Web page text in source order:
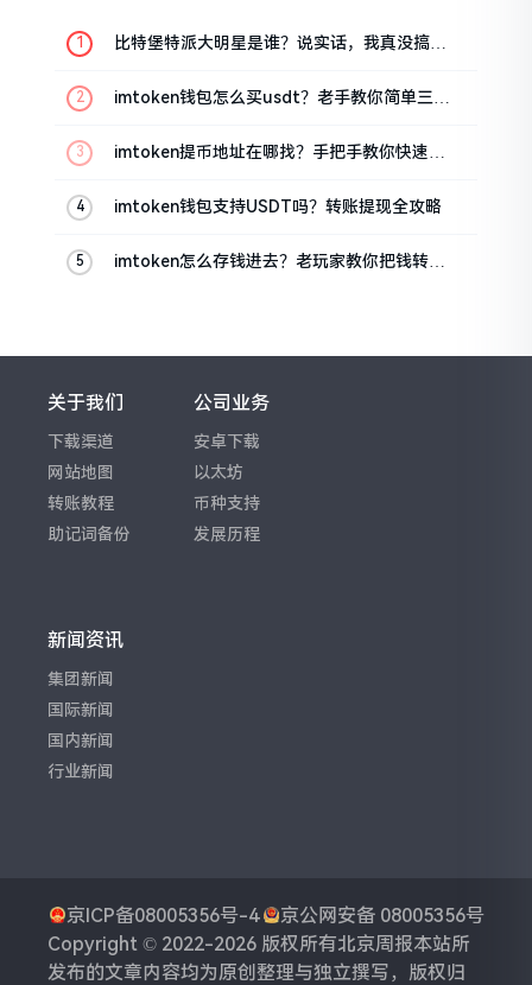
比特堡特派大明星是谁？说实话，我真没搞明
imtoken钱包怎么买usdt？老手教你简单三步
imtoken提币地址在哪找？手把手教你快速查
imtoken钱包支持USDT吗？转账提现全攻略
imtoken怎么存钱进去？老玩家教你把钱转进
关于我们
下载渠道
网站地图
转账教程
助记词备份
公司业务
安卓下载
以太坊
币种支持
发展历程
新闻资讯
集团新闻
国际新闻
国内新闻
行业新闻
京ICP备08005356号-4
京公网安备 08005356号
Copyright © 2022-2026 版权所有北京周报本站所
发布的文章内容均为原创整理与独立撰写，版权归